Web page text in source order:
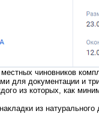
чиновников
для документации и
из которых, как
из натурального